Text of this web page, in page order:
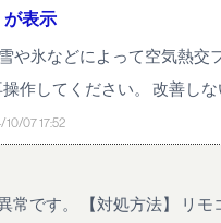
表示
や氷などによって空気熱
作してください。 改善し
07 17:52
常です。 【対処方法】 リ